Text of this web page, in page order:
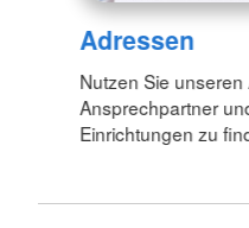
Adressen
Nutzen Sie
Ansprechpartner
Einrichtungen zu